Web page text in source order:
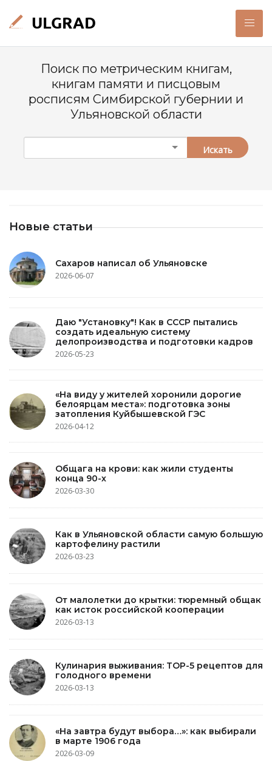
Поиск по метрическим книгам,
книгам памяти и писцовым
росписям Симбирской губернии и
Ульяновской области
Искать
Новые статьи
Сахаров написал об Ульяновске
2026-06-07
Даю "Установку"! Как в СССР пытались
создать идеальную систему
делопроизводства и подготовки кадров
2026-05-23
«На виду у жителей хоронили дорогие
белоярцам места»: подготовка зоны
затопления Куйбышевской ГЭС
2026-04-12
Общага на крови: как жили студенты
конца 90-х
2026-03-30
Как в Ульяновской области самую большую
картофелину растили
2026-03-23
От малолетки до крытки: тюремный общак
как исток российской кооперации
2026-03-13
Кулинария выживания: TOP-5 рецептов для
голодного времени
2026-03-13
«На завтра будут выбора…»: как выбирали
в марте 1906 года
2026-03-09